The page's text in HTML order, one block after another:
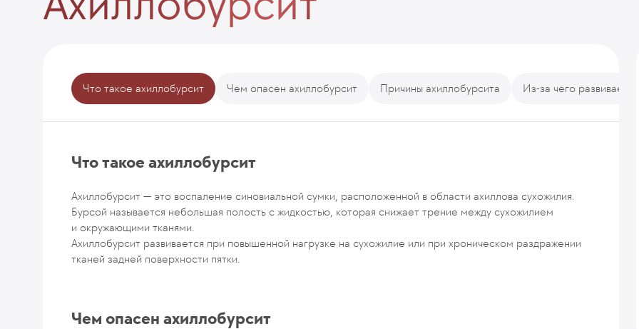
Что такое ахиллобурсит Чем опасен ахиллобурсит Причины ахиллобурсита Из-за чего
Что такое ахиллобурсит
Ахиллобурсит — это воспаление синовиальной сумки, расположенной в области ахиллова сухожилия.
Бурсой называется небольшая полость с жидкостью, которая снижает трение между сухожилием
и окружающими тканями.
Ахиллобурсит развивается при повышенной нагрузке на сухожилие или при хроническом раздражении
тканей задней поверхности пятки.
Чем опасен ахиллобурсит